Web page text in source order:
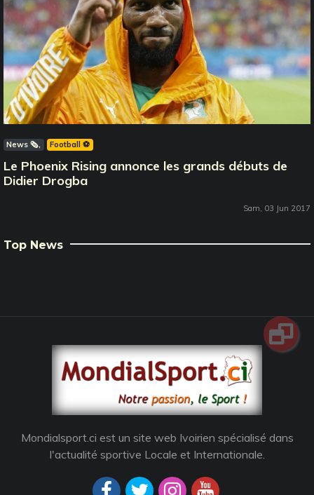
News 🗞️ Football ⚽️
Le Phoenix Rising annonce les grands débuts de
Didier Drogba
Sam, 03 Jun 2017
Top News
Mondialsport.ci est un site web Ivoirien spécialisé dans
l'actualité sportive Locale et Internationale.